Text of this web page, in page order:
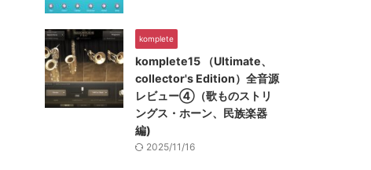
komplete
komplete15 （Ultimate、
collector's Edition）全音源
レビュー④（歌ものストリ
ングス・ホーン、民族楽器
編)
2025/11/16